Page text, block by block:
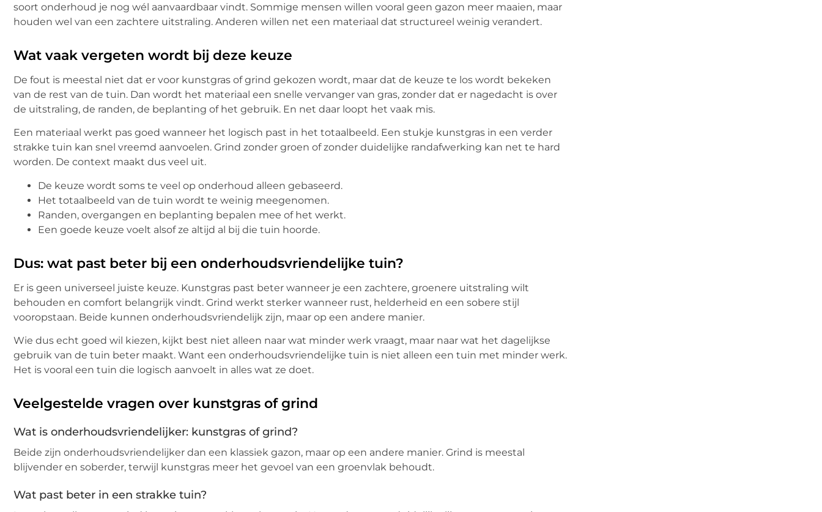
soort onderhoud je nog wél aanvaardbaar vindt. Sommige mensen willen vooral geen gazon meer maaien, maar
houden wel van een zachtere uitstraling. Anderen willen net een materiaal dat structureel weinig verandert.
Wat vaak vergeten wordt bij deze keuze
De fout is meestal niet dat er voor kunstgras of grind gekozen wordt, maar dat de keuze te los wordt bekeken
van de rest van de tuin. Dan wordt het materiaal een snelle vervanger van gras, zonder dat er nagedacht is over
de uitstraling, de randen, de beplanting of het gebruik. En net daar loopt het vaak mis.
Een materiaal werkt pas goed wanneer het logisch past in het totaalbeeld. Een stukje kunstgras in een verder
strakke tuin kan snel vreemd aanvoelen. Grind zonder groen of zonder duidelijke randafwerking kan net te hard
worden. De context maakt dus veel uit.
De keuze wordt soms te veel op onderhoud alleen gebaseerd.
Het totaalbeeld van de tuin wordt te weinig meegenomen.
Randen, overgangen en beplanting bepalen mee of het werkt.
Een goede keuze voelt alsof ze altijd al bij die tuin hoorde.
Dus: wat past beter bij een onderhoudsvriendelijke tuin?
Er is geen universeel juiste keuze. Kunstgras past beter wanneer je een zachtere, groenere uitstraling wilt
behouden en comfort belangrijk vindt. Grind werkt sterker wanneer rust, helderheid en een sobere stijl
vooropstaan. Beide kunnen onderhoudsvriendelijk zijn, maar op een andere manier.
Wie dus echt goed wil kiezen, kijkt best niet alleen naar wat minder werk vraagt, maar naar wat het dagelijkse
gebruik van de tuin beter maakt. Want een onderhoudsvriendelijke tuin is niet alleen een tuin met minder werk.
Het is vooral een tuin die logisch aanvoelt in alles wat ze doet.
Veelgestelde vragen over kunstgras of grind
Wat is onderhoudsvriendelijker: kunstgras of grind?
Beide zijn onderhoudsvriendelijker dan een klassiek gazon, maar op een andere manier. Grind is meestal
blijvender en soberder, terwijl kunstgras meer het gevoel van een groenvlak behoudt.
Wat past beter in een strakke tuin?